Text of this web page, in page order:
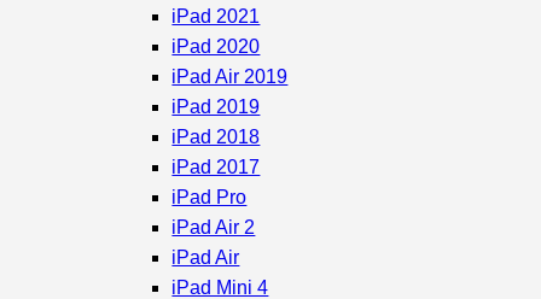
iPad 2021
iPad 2020
iPad Air 2019
iPad 2019
iPad 2018
iPad 2017
iPad Pro
iPad Air 2
iPad Air
iPad Mini 4